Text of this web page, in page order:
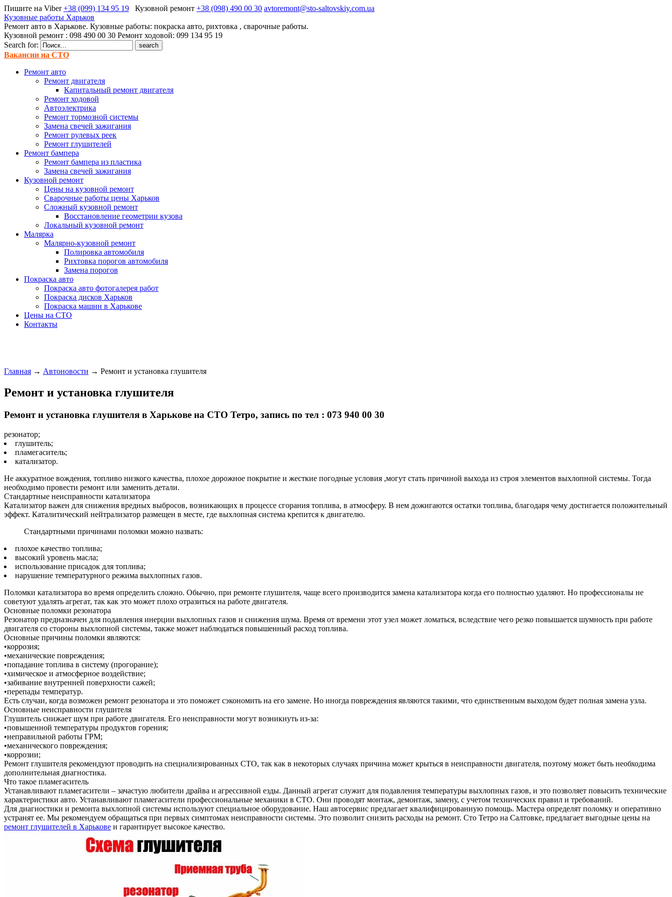
Пишите на Viber+38 (099) 134 95 19 Кузовной ремонт +38 (098) 490 00 30 avtoremont@sto-saltovskiy.com.ua
Кузовные работы Харьков
Ремонт авто в Харькове. Кузовные работы: покраска авто, рихтовка , сварочные работы.
Кузовной ремонт : 098 490 00 30 Ремонт ходовой: 099 134 95 19
Search for:
Вакансии на СТО
Ремонт авто
Ремонт двигателя
Капитальный ремонт двигателя
Ремонт ходовой
Автоэлектрика
Ремонт тормозной системы
Замена свечей зажигания
Ремонт рулевых реек
Ремонт глушителей
Ремонт бампера
Ремонт бампера из пластика
Замена свечей зажигания
Кузовной ремонт
Цены на кузовной ремонт
Сварочные работы цены Харьков
Сложный кузовной ремонт
Восстановление геометрии кузова
Локальный кузовной ремонт
Малярка
Малярно-кузовной ремонт
Полировка автомобиля
Рихтовка порогов автомобиля
Замена порогов
Покраска авто
Покраска авто фотогалерея работ
Покраска дисков Харьков
Покраска машин в Харькове
Цены на СТО
Контакты
Главная → Автоновости → Ремонт и установка глушителя
Ремонт и установка глушителя
Ремонт и установка глушителя в Харькове на СТО Тетро, запись по тел : 073 940 00 30
резонатор;
глушитель;
пламегаситель;
катализатор.
Не аккуратное вождения, топливо низкого качества, плохое дорожное покрытие и жесткие погодные условия ,могут стать причиной выхода из строя элементов выхлопной системы. Тогда
необходимо провести ремонт или заменить детали.
Стандартные неисправности катализатора
Катализатор важен для снижения вредных выбросов, возникающих в процессе сгорания топлива, в атмосферу. В нем дожигаются остатки топлива, благодаря чему достигается положительный
эффект. Каталитический нейтрализатор размещен в месте, где выхлопная система крепится к двигателю.
Стандартными причинами поломки можно назвать:
плохое качество топлива;
высокий уровень масла;
использование присадок для топлива;
нарушение температурного режима выхлопных газов.
Поломки катализатора во время определить сложно. Обычно, при ремонте глушителя, чаще всего производится замена катализатора когда его полностью удаляют. Но профессионалы не
советуют удалять агрегат, так как это может плохо отразиться на работе двигателя.
Основные поломки резонатора
Резонатор предназначен для подавления инерции выхлопных газов и снижения шума. Время от времени этот узел может ломаться, вследствие чего резко повышается шумность при работе
двигателя со стороны выхлопной системы, также может наблюдаться повышенный расход топлива.
Основные причины поломки являются:
•коррозия;
•механические повреждения;
•попадание топлива в систему (прогорание);
•химическое и атмосферное воздействие;
•забивание внутренней поверхности сажей;
•перепады температур.
Есть случаи, когда возможен ремонт резонатора и это поможет сэкономить на его замене. Но иногда повреждения являются такими, что единственным выходом будет полная замена узла.
Основные неисправности глушителя
Глушитель снижает шум при работе двигателя. Его неисправности могут возникнуть из-за:
•повышенной температуры продуктов горения;
•неправильной работы ГРМ;
•механического повреждения;
•коррозии;
Ремонт глушителя рекомендуют проводить на специализированных СТО, так как в некоторых случаях причина может крыться в неисправности двигателя, поэтому может быть необходима
дополнительная диагностика.
Что такое пламегаситель
Устанавливают пламегасители – зачастую любители драйва и агрессивной езды. Данный агрегат служит для подавления температуры выхлопных газов, и это позволяет повысить технические
характеристики авто. Устанавливают пламегасители профессиональные механики в СТО. Они проводят монтаж, демонтаж, замену, с учетом технических правил и требований.
Для диагностики и ремонта выхлопной системы используют специальное оборудование. Наш автосервис предлагает квалифицированную помощь. Мастера определят поломку и оперативно
устранят ее. Мы рекомендуем обращаться при первых симптомах неисправности системы. Это позволит снизить расходы на ремонт. Сто Тетро на Салтовке, предлагает выгодные цены на
ремонт глушителей в Харькове и гарантирует высокое качество.